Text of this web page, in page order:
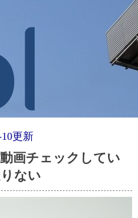
10更新
画チェックしてい
ない